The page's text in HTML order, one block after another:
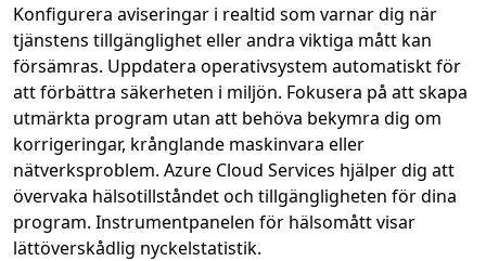
Konfigurera aviseringar i realtid som varnar dig när
tjänstens tillgänglighet eller andra viktiga mått kan
försämras. Uppdatera operativsystem automatiskt för
att förbättra säkerheten i miljön. Fokusera på att skapa
utmärkta program utan att behöva bekymra dig om
korrigeringar, krånglande maskinvara eller
nätverksproblem. Azure Cloud Services hjälper dig att
övervaka hälsotillståndet och tillgängligheten för dina
program. Instrumentpanelen för hälsomått visar
lättöverskådlig nyckelstatistik.